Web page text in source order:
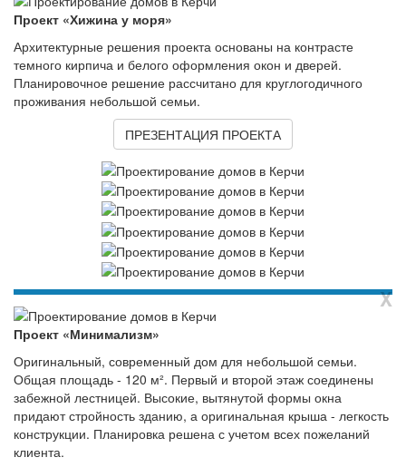
Проект «Хижина у моря»
Архитектурные решения проекта основаны на контрасте
темного кирпича и белого оформления окон и дверей.
Планировочное решение рассчитано для круглогодичного
проживания небольшой семьи.
ПРЕЗЕНТАЦИЯ ПРОЕКТА
X
Проект «Минимализм»
Оригинальный, современный дом для небольшой семьи.
Общая площадь - 120 м². Первый и второй этаж соединены
забежной лестницей. Высокие, вытянутой формы окна
придают стройность зданию, а оригинальная крыша - легкость
конструкции. Планировка решена с учетом всех пожеланий
клиента.